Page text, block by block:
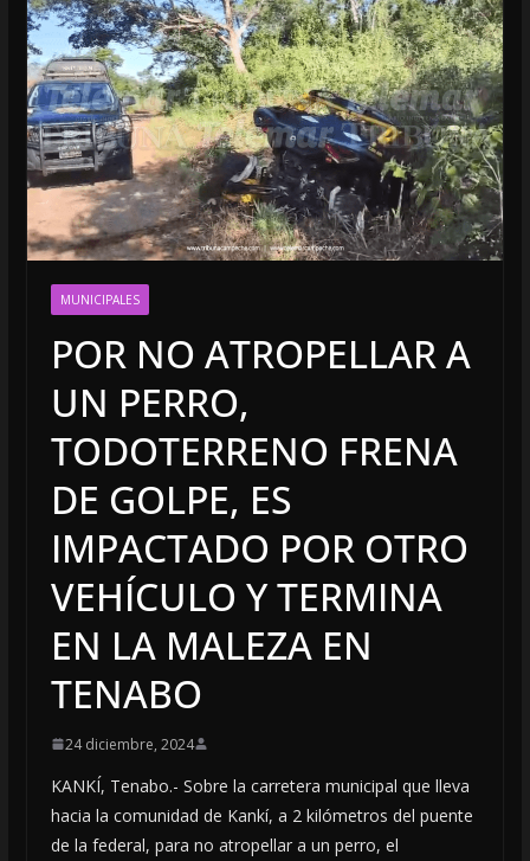
MUNICIPALES
POR NO ATROPELLAR A
UN PERRO,
TODOTERRENO FRENA
DE GOLPE, ES
IMPACTADO POR OTRO
VEHÍCULO Y TERMINA
EN LA MALEZA EN
TENABO
24 diciembre, 2024
KANKÍ, Tenabo.- Sobre la carretera municipal que lleva
hacia la comunidad de Kankí, a 2 kilómetros del puente
de la federal, para no atropellar a un perro, el